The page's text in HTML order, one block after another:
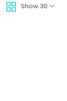
Show 30